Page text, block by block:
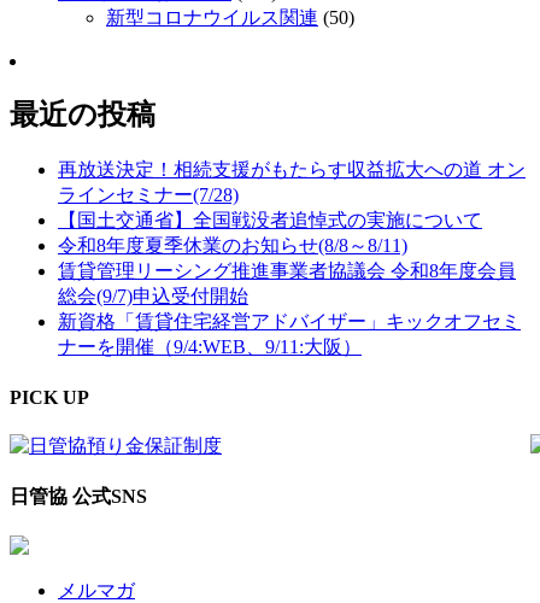
新型コロナウイルス関連 (50)
最近の投稿
再放送決定！相続支援がもたらす収益拡大への道 オン
ラインセミナー(7/28)
【国土交通省】全国戦没者追悼式の実施について
令和8年度夏季休業のお知らせ(8/8～8/11)
賃貸管理リーシング推進事業者協議会 令和8年度会員
総会(9/7)申込受付開始
新資格「賃貸住宅経営アドバイザー」キックオフセミ
ナーを開催（9/4:WEB、9/11:大阪）
PICK UP
日管協 公式SNS
メルマガ